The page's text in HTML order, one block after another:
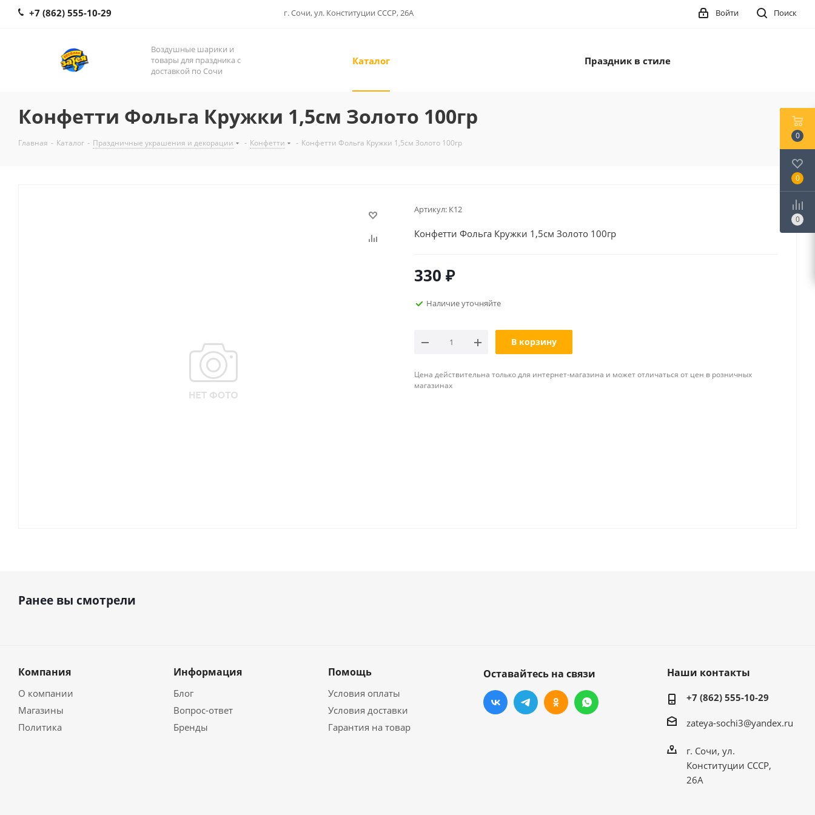
+7 (862) 555-10-29 г. Сочи, ул. Конституции СССР, 26А Поиск
Войти
Воздушные шарики и
товары для праздника с
доставкой по Сочи
Каталог Праздник в стиле
Конфетти Фольга Кружки 1,5см Золото 100гр
Главная - Каталог - Праздничные украшения и декорации - Конфетти - Конфетти Фольга Кружки 1,5см Золото 100гр
Артикул: К12
Конфетти Фольга Кружки 1,5см Золото 100гр
330 ₽
Наличие уточняйте
В корзину
Цена действительна только для интернет-магазина и может отличаться от цен в розничных
магазинах
Ранее вы смотрели
Компания
О компании
Магазины
Политика
Информация
Блог
Вопрос-ответ
Бренды
Помощь
Условия оплаты
Условия доставки
Гарантия на товар
Оставайтесь на связи Наши контакты
+7 (862) 555-10-29
zateya-sochi3@yandex.ru
г. Сочи, ул.
Конституции СССР,
26А
0
0
0